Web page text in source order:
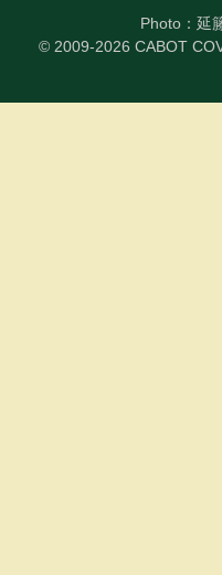
Photo：延
© 2009-2026 CABOT